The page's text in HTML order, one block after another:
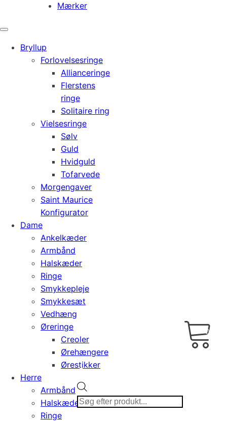
Mærker
Bryllup
Forlovelsesringe
Allianceringe
Flerstens
ringe
Solitaire ring
Vielsesringe
Sølv
Guld
Hvidguld
Tofarvede
Morgengaver
Saint Maurice
Konfigurator
Dame
Ankelkæder
Armbånd
Halskæder
Ringe
Smykkepleje
Smykkesæt
Vedhæng
Øreringe
Creoler
Ørehængere
Ørestikker
Herre
Armbånd
Halskæder
Ringe
search
0,00